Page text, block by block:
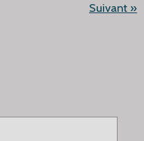
Suivant »